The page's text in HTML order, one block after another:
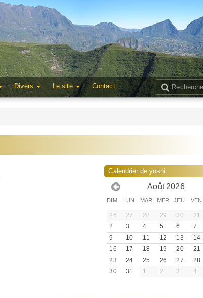
Divers Le site Contact
Calendrier de yoshi
Août 2026
DIM LUN MAR MER JEU VEN
26 27 28 29 30 31
2
3 4 5 6 7
9
10 11 12 13 14
16
17 18 19 20 21
23
24 25 26 27 28
30
31 1 2 3 4